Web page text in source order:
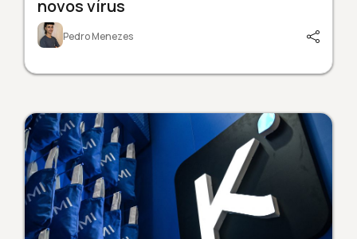
novos vírus
Pedro Menezes